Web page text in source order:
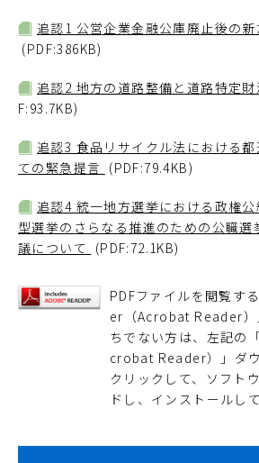
追認1 公営企業金融公庫廃止後の
(PDF:386KB)
追認2 地方の道路整備と道路特定
F:93.7KB)
追認3 食品リサイクル法における
ての緊急提言 (PDF:79.4KB)
追認4 統一地方選挙における政権公
型選挙のさらなる推進のための公職選
議について
(PDF:72.1KB)
PDFファイルを閲覧す
er（Acrobat Reader）
ちでない方は、左記の
crobat Reader）」ダ
クリックして、ソフト
ドし、インストールし